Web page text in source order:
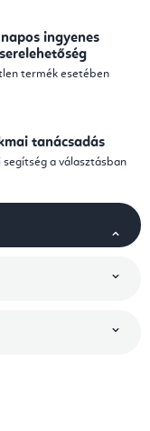
ingyenes
termék esetében
tanácsadás
segítség a választásban